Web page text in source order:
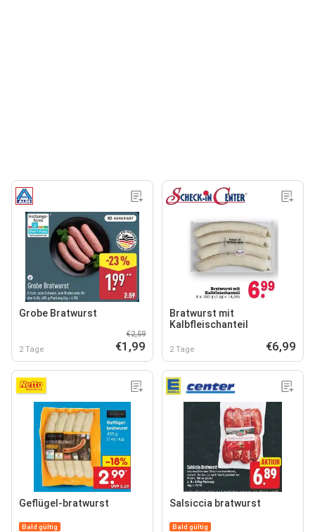
Grobe Bratwurst
2 Tage
€2,59
€1,99
Bratwurst mit
Kalbfleischanteil
2 Tage €6,99
Geflügel-bratwurst
Bald gültig
Salsiccia bratwurst
Bald gültig